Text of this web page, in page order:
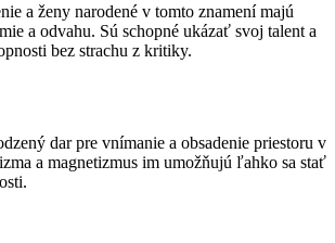
a ženy narodené v tomto znamení majú
a odvahu. Sú schopné ukázať svoj talent a
bez strachu z kritiky.
dar pre vnímanie a obsadenie priestoru v
a magnetizmus im umožňujú ľahko sa stať